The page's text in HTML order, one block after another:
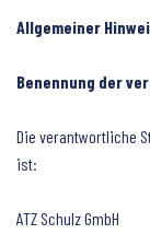
Allgemeiner
Benennung der
Die verantwortliche
ist:
ATZ Schulz GmbH